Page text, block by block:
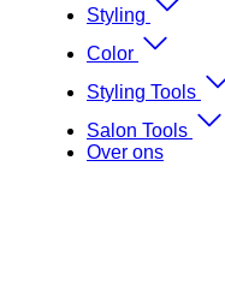
Styling
Color
Styling Tools
Salon Tools
Over ons